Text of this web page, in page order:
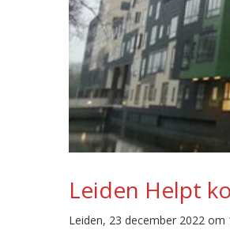
Leiden Helpt
Leiden, 23 december 2022 om